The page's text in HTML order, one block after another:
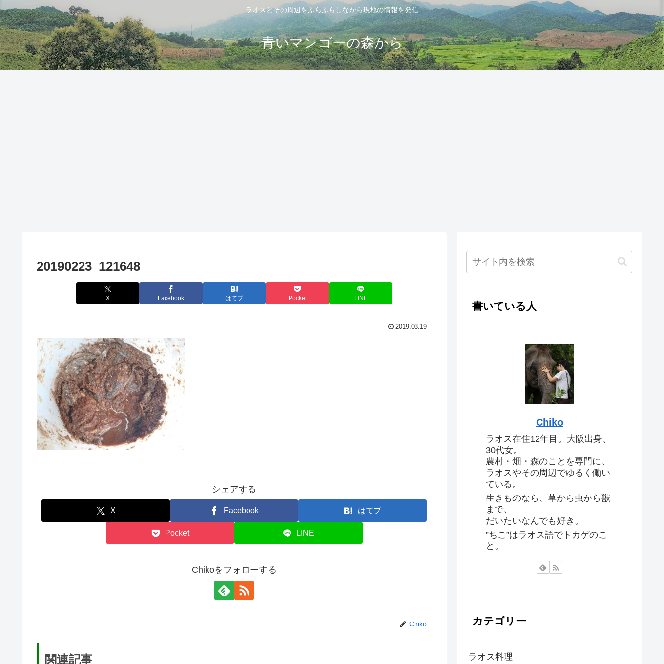
ラオスとその周辺をふらふらしながら現地の情報を発信
青いマンゴーの森から
20190223_121648
X Facebook はてブ Pocket LINE
2019.03.19
シェアする
X Facebook はてブ
Pocket LINE
Chikoをフォローする
Chiko
関連記事
書いている人
Chiko
ラオス在住12年目。大阪出身、
30代女。
農村・畑・森のことを専門に、
ラオスやその周辺でゆるく働い
ている。
生きものなら、草から虫から獣
まで、
だいたいなんでも好き。
”ちこ”はラオス語でトカゲのこ
と。
カテゴリー
ラオス料理